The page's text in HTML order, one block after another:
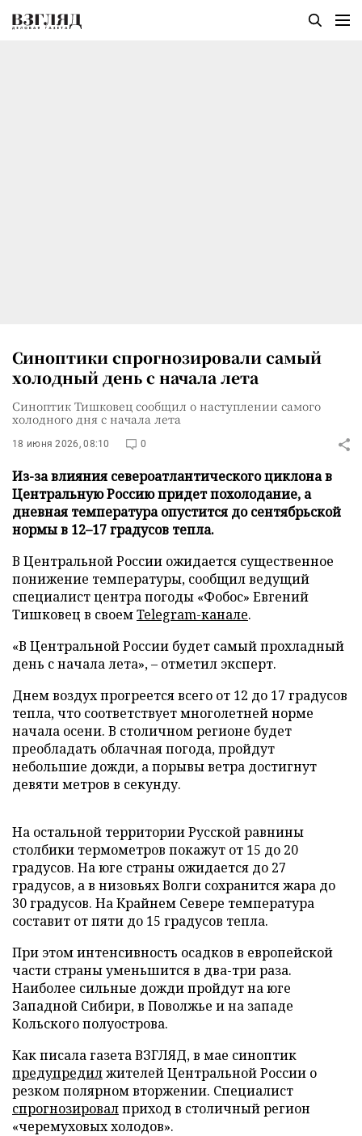
Синоптики спрогнозировали самый
холодный день с начала лета
Синоптик Тишковец сообщил о наступлении самого
холодного дня с начала лета
18 июня 2026, 08:10 0
Из-за влияния североатлантического циклона в
Центральную Россию придет похолодание, а
дневная температура опустится до сентябрьской
нормы в 12–17 градусов тепла.
В Центральной России ожидается существенное
понижение температуры, сообщил ведущий
специалист центра погоды «Фобос» Евгений
Тишковец в своемTelegram-канале.
«В Центральной России будет самый прохладный
день с начала лета», – отметил эксперт.
Днем воздух прогреется всего от 12 до 17 градусов
тепла, что соответствует многолетней норме
начала осени. В столичном регионе будет
преобладать облачная погода, пройдут
небольшие дожди, а порывы ветра достигнут
девяти метров в секунду.
На остальной территории Русской равнины
столбики термометров покажут от 15 до 20
градусов. На юге страны ожидается до 27
градусов, а в низовьях Волги сохранится жара до
30 градусов. На Крайнем Севере температура
составит от пяти до 15 градусов тепла.
При этом интенсивность осадков в европейской
части страны уменьшится в два-три раза.
Наиболее сильные дожди пройдут на юге
Западной Сибири, в Поволжье и на западе
Кольского полуострова.
Как писала газета ВЗГЛЯД, в мае синоптик
предупредилжителей Центральной России о
резком полярном вторжении. Специалист
спрогнозировалприход в столичный регион
«черемуховых холодов».